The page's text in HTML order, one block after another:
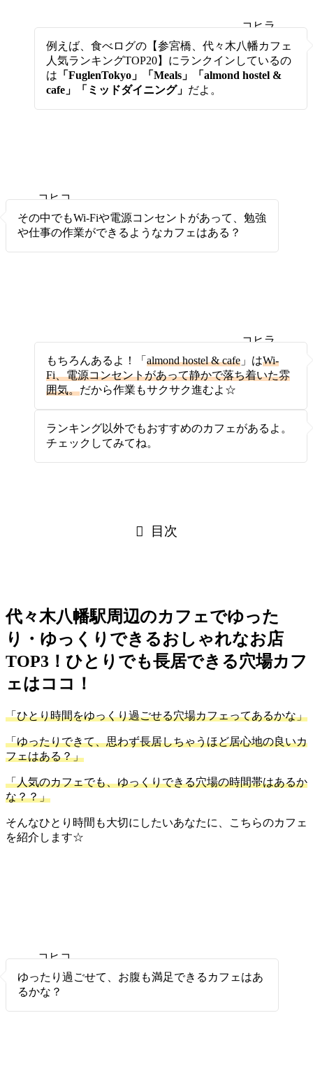
コヒラ
例えば、食べログの【参宮橋、代々木八幡カフェ
人気ランキングTOP20】にランクインしているの
は 「FuglenTokyo」「Meals」「almond hostel &
cafe」「ミッドダイニング」 だよ。
コヒコ
その中でもWi-Fiや電源コンセントがあって、勉強
や仕事の作業ができるようなカフェはある？
コヒラ
もちろんあるよ！「 almond hostel & cafe 」はWi-
Fi、電源コンセントがあって静かで落ち着いた雰
囲気。だから作業もサクサク進むよ☆
ランキング以外でもおすすめのカフェがあるよ。
チェックしてみてね。
目次
代々木八幡駅周辺のカフェでゆった
り・ゆっくりできるおしゃれなお店
TOP3！ひとりでも長居できる穴場カフ
ェはココ！
「ひとり時間をゆっくり過ごせる穴場カフェってあるかな」
「ゆったりできて、思わず長居しちゃうほど居心地の良いカ
フェはある？」
「人気のカフェでも、ゆっくりできる穴場の時間帯はあるか
な？？」
そんなひとり時間も大切にしたいあなたに、こちらのカフェ
を紹介します☆
コヒコ
ゆったり過ごせて、お腹も満足できるカフェはあ
るかな？